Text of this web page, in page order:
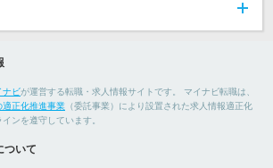
ナビが運営する転職・求人情報サイトです。 マイナビ転職は、
適正化推進事業 （委託事業）により設置された求人情報適正化
ンを遵守しています。
ついて